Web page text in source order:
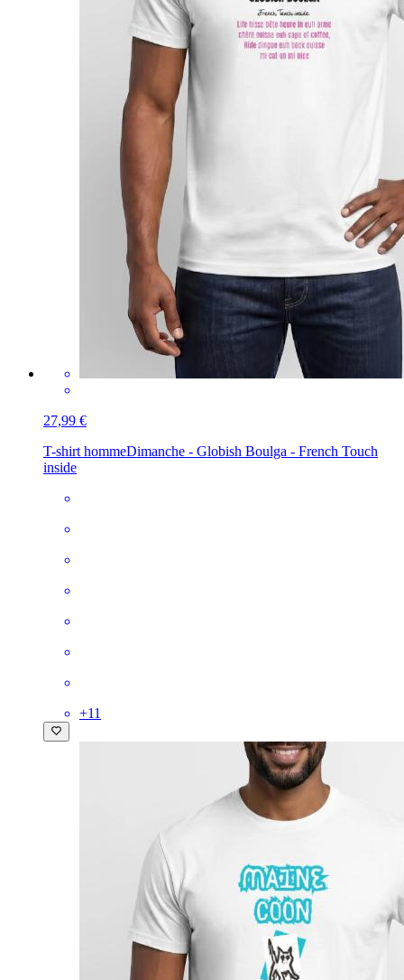
27,99 €
T-shirt hommeDimanche - Globish Boulga - French Touch
inside
+11